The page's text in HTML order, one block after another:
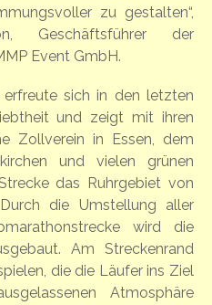
zu gestalten“,
Geschäftsführer der
Event GmbH.
erfreute sich in den letzten
und zeigt mit ihren
Zollverein in Essen, dem
und vielen grünen
das Ruhrgebiet von
die Umstellung aller
wird die
Am Streckenrand
die die Läufer ins Ziel
Atmosphäre